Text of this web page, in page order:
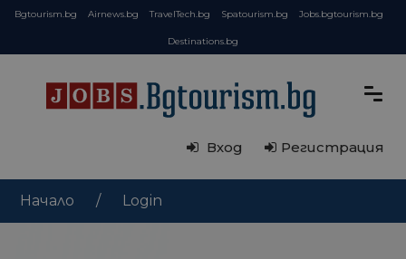
Bgtourism.bg Airnews.bg TravelTech.bg Spatourism.bg Jobs.bgtourism.bg
Destinations.bg
Вход Регистрация
Начало Login